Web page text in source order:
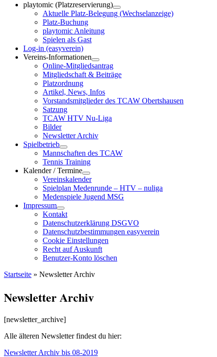
playtomic (Platzreservierung)
Aktuelle Platz-Belegung (Wechselanzeige)
Platz-Buchung
playtomic Anleitung
Spielen als Gast
Log-in (easyverein)
Vereins-Informationen
Online-Mitgliedsantrag
Mitgliedschaft & Beiträge
Platzordnung
Artikel, News, Infos
Vorstandsmitglieder des TCAW Obertshausen
Satzung
TCAW HTV Nu-Liga
Bilder
Newsletter Archiv
Spielbetrieb
Mannschaften des TCAW
Tennis Training
Kalender / Termine
Vereinskalender
Spielplan Medenrunde – HTV – nuliga
Medenspiele Jugend MSG
Impressum
Kontakt
Datenschutzerklärung DSGVO
Datenschutzbestimmungen easyverein
Cookie Einstellungen
Recht auf Auskunft
Benutzer-Konto löschen
Startseite » Newsletter Archiv
Newsletter Archiv
[newsletter_archive]
Alle älteren Newsletter findest du hier:
Newsletter Archiv bis 08-2019